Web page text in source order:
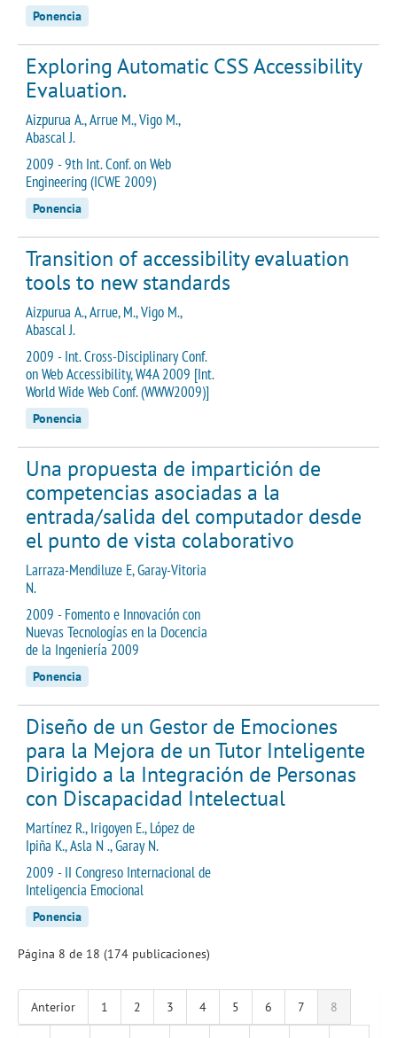
Ponencia
Exploring Automatic CSS Accessibility
Evaluation.
Aizpurua A., Arrue M., Vigo M.,
Abascal J.
2009 - 9th Int. Conf. on Web
Engineering (ICWE 2009)
Ponencia
Transition of accessibility evaluation
tools to new standards
Aizpurua A., Arrue, M., Vigo M.,
Abascal J.
2009 - Int. Cross-Disciplinary Conf.
on Web Accessibility, W4A 2009 [Int.
World Wide Web Conf. (WWW2009)]
Ponencia
Una propuesta de impartición de
competencias asociadas a la
entrada/salida del computador desde
el punto de vista colaborativo
Larraza-Mendiluze E, Garay-Vitoria
N.
2009 - Fomento e Innovación con
Nuevas Tecnologías en la Docencia
de la Ingeniería 2009
Ponencia
Diseño de un Gestor de Emociones
para la Mejora de un Tutor Inteligente
Dirigido a la Integración de Personas
con Discapacidad Intelectual
Martínez R., Irigoyen E., López de
Ipiña K., Asla N ., Garay N.
2009 - II Congreso Internacional de
Inteligencia Emocional
Ponencia
Página 8 de 18 (174 publicaciones)
Anterior 1 2 3 4 5 6 7 8